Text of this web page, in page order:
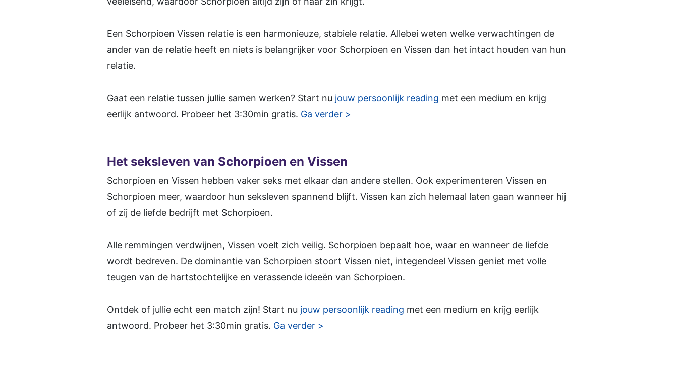
Een Schorpioen Vissen relatie is een harmonieuze, stabiele relatie. Allebei weten welke verwachtingen de
ander van de relatie heeft en niets is belangrijker voor Schorpioen en Vissen dan het intact houden van hun
relatie.
Gaat een relatie tussen jullie samen werken? Start nu jouw persoonlijk reading met een medium en krijg
eerlijk antwoord. Probeer het 3:30min gratis. Ga verder >
Het seksleven van Schorpioen en Vissen
Schorpioen en Vissen hebben vaker seks met elkaar dan andere stellen. Ook experimenteren Vissen en
Schorpioen meer, waardoor hun seksleven spannend blijft. Vissen kan zich helemaal laten gaan wanneer hij
of zij de liefde bedrijft met Schorpioen.
Alle remmingen verdwijnen, Vissen voelt zich veilig. Schorpioen bepaalt hoe, waar en wanneer de liefde
wordt bedreven. De dominantie van Schorpioen stoort Vissen niet, integendeel Vissen geniet met volle
teugen van de hartstochtelijke en verassende ideeën van Schorpioen.
Ontdek of jullie echt een match zijn! Start nu jouw persoonlijk reading met een medium en krijg eerlijk
antwoord. Probeer het 3:30min gratis. Ga verder >